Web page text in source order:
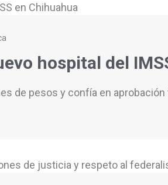
hospital del
de pesos y confía en aprobación